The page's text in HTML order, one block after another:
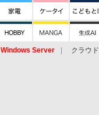
Windows Server クラウド